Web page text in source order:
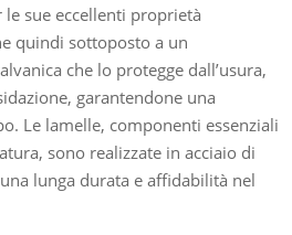
sue eccellenti proprietà
quindi sottoposto a un
che lo protegge dall’usura,
garantendone una
Le lamelle, componenti essenziali
sono realizzate in acciaio di
lunga durata e affidabilità nel